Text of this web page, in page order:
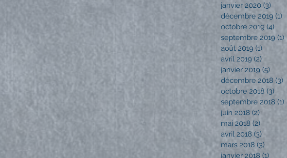
janvier 2020 (3)
décembre 2019 (1)
octobre 2019 (4)
septembre 2019 (1)
août 2019 (1)
avril 2019 (2)
janvier 2019 (5)
décembre 2018 (3)
octobre 2018 (3)
septembre 2018 (1)
juin 2018 (2)
mai 2018 (2) 2 posts
avril 2018 (3)
mars 2018 (3)
janvier 2018 (1)